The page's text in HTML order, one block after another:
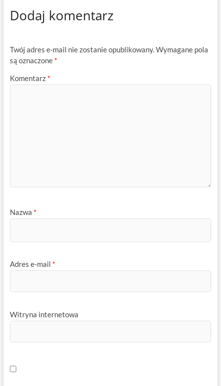
Dodaj komentarz
Twój adres e-mail nie zostanie opublikowany.Wymagane pola
są oznaczone *
Komentarz *
Nazwa *
Adres e-mail *
Witryna internetowa